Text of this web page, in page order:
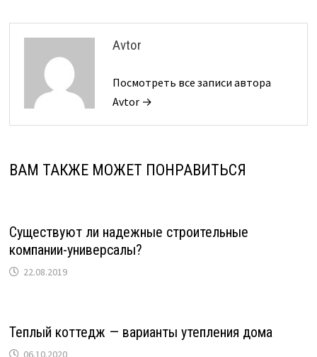
Avtor
Посмотреть все записи автора
Avtor →
ВАМ ТАКЖЕ МОЖЕТ ПОНРАВИТЬСЯ
Существуют ли надежные строительные
компании-универсалы?
22.08.2019
Теплый коттедж — варианты утепления дома
06.10.2020